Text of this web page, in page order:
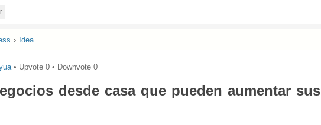
› Idea
• Upvote 0 • Downvote 0
desde casa que pueden aumentar sus